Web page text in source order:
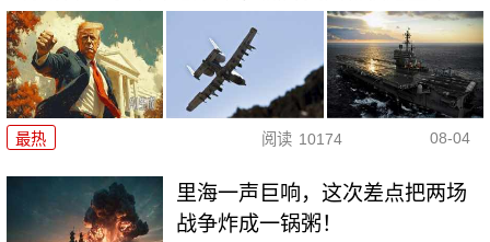
最热 阅读 10174 08-04
里海一声巨响，这次差点把两场
战争炸成一锅粥！